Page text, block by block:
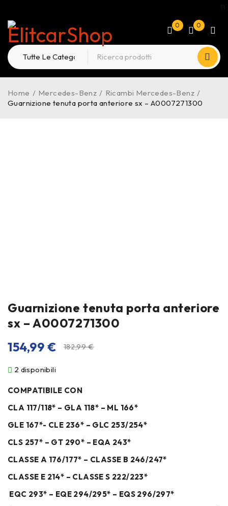
0 0
Home / Mercedes-Benz / Ricambi Mercedes-Benz /
Guarnizione tenuta porta anteriore sx – A0007271300
Guarnizione tenuta porta anteriore
sx – A0007271300
182,99€
154,99€
2 disponibili
COMPATIBILE CON
CLA 117/118* – GLA 118* – ML 166*
GLE 167*- CLE 236* – GLC 253/254*
CLS 257* – GT 290* – EQA 243*
CLASSE A 176/177* – CLASSE B 246/247*
CLASSE E 214* – CLASSE S 222/223*
EQC 293* – EQE 294/295* – EQS 296/297*